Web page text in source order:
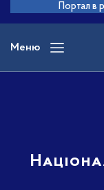
основного
вмісту
Портал в
Меню